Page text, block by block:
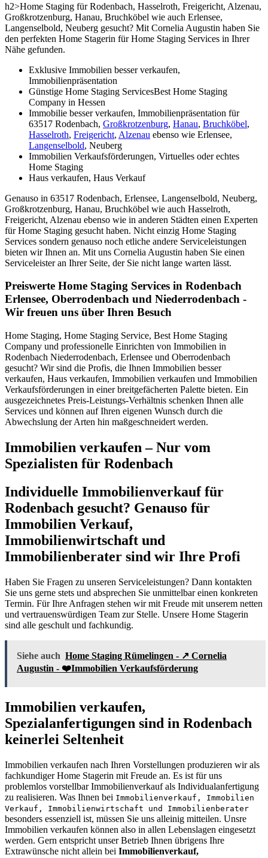
h2>Home Staging für Rodenbach, Hasselroth, Freigericht, Alzenau,
Großkrotzenburg, Hanau, Bruchköbel wie auch Erlensee,
Langenselbold, Neuberg gesucht? Mit Cornelia Augustin haben Sie
den perfekten Home Stagerin für Home Staging Services in Ihrer
Nähe gefunden.
Exklusive Immobilien besser verkaufen,
Immobilienpräsentation
Günstige Home Staging ServicesBest Home Staging
Company in Hessen
Immobilie besser verkaufen, Immobilienpräsentation für
63517 Rodenbach, Großkrotzenburg, Hanau, Bruchköbel,
Hasselroth, Freigericht, Alzenau ebenso wie Erlensee,
Langenselbold, Neuberg
Immobilien Verkaufsförderungen, Virtuelles oder echtes
Home Staging
Haus verkaufen, Haus Verkauf
Genauso in 63517 Rodenbach, Erlensee, Langenselbold, Neuberg,
Großkrotzenburg, Hanau, Bruchköbel wie auch Hasselroth,
Freigericht, Alzenau ebenso wie in anderen Städten einen Experten
für Home Staging gesucht haben. Nicht einzig Home Staging
Services sondern genauso noch etliche andere Serviceleistungen
bieten wir Ihnen an. Mit uns Cornelia Augustin haben Sie einen
Serviceleister an Ihrer Seite, der Sie nicht lange warten lässt.
Preiswerte Home Staging Services in Rodenbach
Erlensee, Oberrodenbach und Niederrodenbach -
Wir freuen uns über Ihren Besuch
Home Staging, Home Staging Service, Best Home Staging
Company und professionelle Einrichten von Immobilien in
Rodenbach Niederrodenbach, Erlensee und Oberrodenbach
gesucht? Wir sind die Profis, die Ihnen Immobilien besser
verkaufen, Haus verkaufen, Immobilien verkaufen und Immobilien
Verkaufsförderungen in einer breitgefächerten Palette bieten. Ein
ausgezeichnetes Preis-Leistungs-Verhältnis schenken Ihnen alle
Services und können auf Ihren eigenen Wunsch durch die
Abwechslung der Arten hin maßgeschneidert werden.
Immobilien verkaufen – Nur vom
Spezialisten für Rodenbach
Individuelle Immobilienverkauf für
Rodenbach gesucht? Genauso für
Immobilien Verkauf,
Immobilienwirtschaft und
Immobilienberater sind wir Ihre Profi
Haben Sie Fragen zu unseren Serviceleistungen? Dann kontakten
Sie uns gerne stets und absprechen Sie unmittelbar einen konkreten
Termin. Für Ihre Anfragen stehen wir mit Freude mit unserem netten
und vertrauenswürdigen Team zur Stelle. Unsere Home Stagerin
sind alle geschult und fachkundig.
Siehe auch Home Staging Rümelingen - ↗️ Cornelia
Augustin - ❤️Immobilien Verkaufsförderung
Immobilien verkaufen,
Spezialanfertigungen sind in Rodenbach
keinerlei Seltenheit
Immobilien verkaufen nach Ihren Vorstellungen produzieren wir als
fachkundiger Home Stagerin mit Freude an. Es ist für uns
problemlos vorstellbar Immobilienverkauf als Individualanfertigung
zu realisieren. Was Ihnen bei Immobilienverkauf, Immobilien
Verkauf, Immobilienwirtschaft und Immobilienberater
besonders essenziell ist, müssen Sie uns alleinig mitteilen. Unsre
Immobilien verkaufen können also in allen Lebenslagen eingesetzt
werden. Gern entspricht unser Betrieb Ihnen übrigens Ihre
Extrawünsche nicht allein bei Immobilienverkauf,